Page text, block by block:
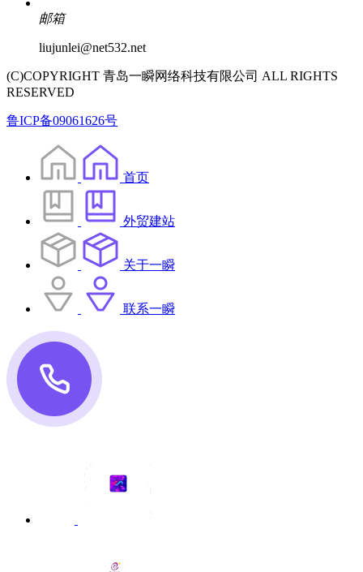
邮箱
liujunlei@net532.net
(C)COPYRIGHT 青岛一瞬网络科技有限公司 ALL RIGHTS
RESERVED
鲁ICP备09061626号
首页
外贸建站
关于一瞬
联系一瞬